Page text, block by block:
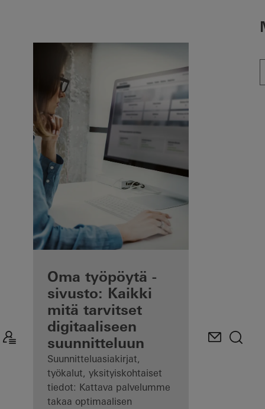
Etusi
rekisteröityneenä
arkkitehtina
Tutustu
Oma
työpöytä -
sivustoon
Oma työpöytä -
sivusto: Kaikki
mitä tarvitset
digitaaliseen
suunnitteluun
Suunnitteluasiakirjat,
työkalut, yksityiskohtaiset
tiedot: Kattava palvelumme
takaa optimaalisen